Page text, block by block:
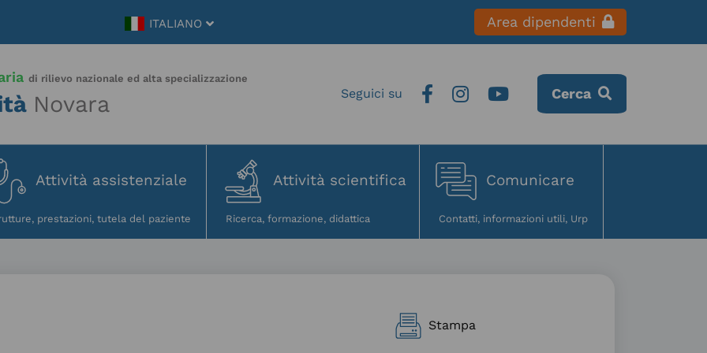
ITALIANO Area dipendenti
di rilievo nazionale ed alta specializzazione
Novara Cerca
Attività assistenziale Attività scientifica Comunicare
Stampa